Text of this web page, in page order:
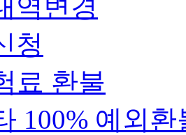
역변경
청
료 환불
100% 예외환